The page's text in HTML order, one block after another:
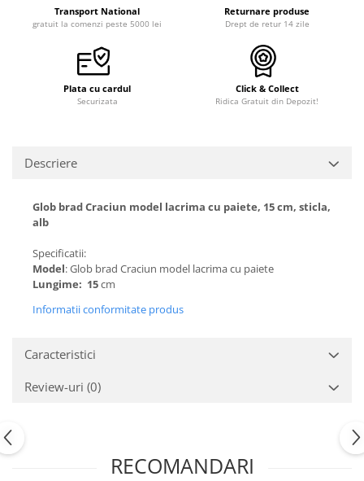
Transport National
gratuit la comenzi peste 5000 lei
Returnare produse
Drept de retur 14 zile
Plata cu cardul
Securizata
Click & Collect
Ridica Gratuit din Depozit!
Descriere
Glob brad Craciun model lacrima cu paiete, 15 cm, sticla,
alb
Specificatii:
Model: Glob brad Craciun model lacrima cu paiete
Lungime: 15cm
Informatii conformitate produs
Caracteristici
Review-uri (0)
RECOMANDARI